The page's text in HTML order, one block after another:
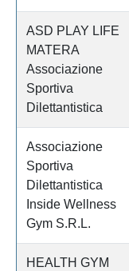
ASD PLAY LIFE
MATERA
Associazione
Sportiva
Dilettantistica
Associazione
Sportiva
Dilettantistica
Inside Wellness
Gym S.R.L.
HEALTH GYM